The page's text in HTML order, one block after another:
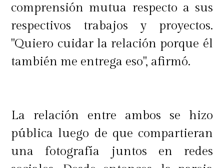
comprensión mutua respecto a sus
respectivos trabajos y proyectos.
"Quiero cuidar la relación porque él
también me entrega eso", afirmó.
La relación entre ambos se hizo
pública luego de que compartieran
una fotografía juntos en redes